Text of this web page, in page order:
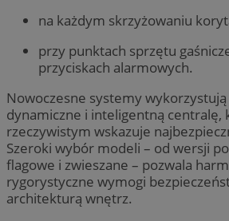
na każdym skrzyżowaniu
przy punktach sprzętu
przyciskach alarmowych.
Nowoczesne systemy
dynamiczne i inteligentną centralę,
rzeczywistym wskazuje
Szeroki wybór modeli – od wersji
flagowe i zwieszane – pozwala
rygorystyczne wymogi
architekturą wnętrz.